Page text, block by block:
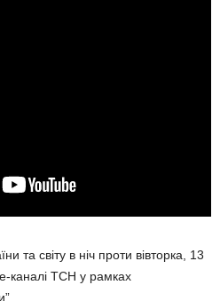
та світу в ніч проти вівторка, 13
каналі ТСН у рамках